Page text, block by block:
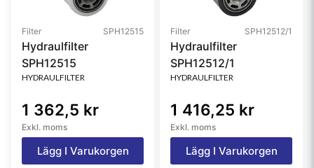
Filter SPH12515
Hydraulfilter
SPH12515
HYDRAULFILTER
1 362,5 kr
Exkl. moms
Lägg I Varukorgen
Filter SPH12512/1
Hydraulfilter
SPH12512/1
HYDRAULFILTER
1 416,25 kr
Exkl. moms
Lägg I Varukorgen